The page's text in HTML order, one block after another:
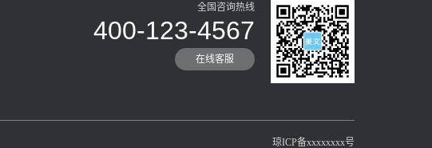
全国咨询热线
400-123-4567
在线客服
琼ICP备xxxxxxxx号